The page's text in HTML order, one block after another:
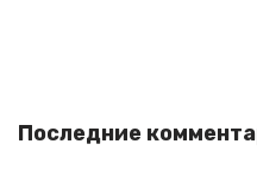
Последние